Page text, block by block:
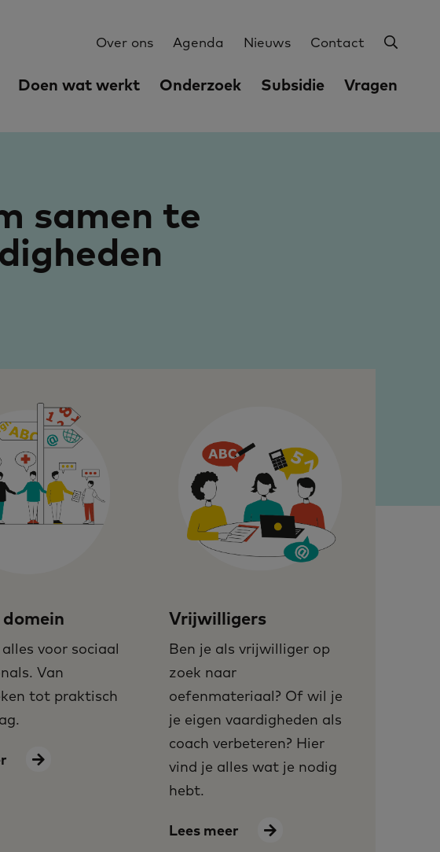
Utilities
Over ons Agenda Nieuws Contact
Doen wat werkt Onderzoek Subsidie Vragen
samen te
voor sociaal
Van
tot praktisch
Vrijwilligers
Ben je als vrijwilliger op
zoek naar
oefenmateriaal? Of wil je
je eigen vaardigheden als
coach verbeteren? Hier
vind je alles wat je nodig
hebt.
Lees meer